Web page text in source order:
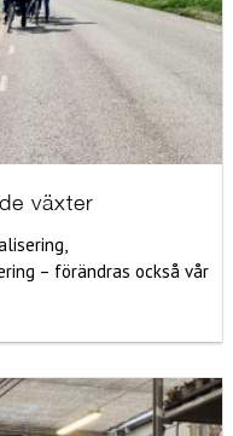
växter
– förändras också vår